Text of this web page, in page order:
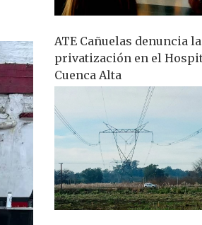
ATE Cañuelas denuncia la
privatización en el
Cuenca Alta